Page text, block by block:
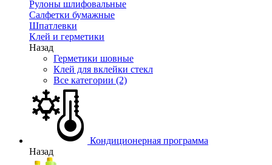
Рулоны шлифовальные
Салфетки бумажные
Шпатлевки
Клей и герметики
Назад
Герметики шовные
Клей для вклейки стекл
Все категории (2)
Кондиционерная программа
Назад